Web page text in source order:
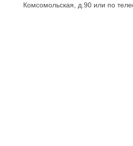
Комсомольская, д.90 или по